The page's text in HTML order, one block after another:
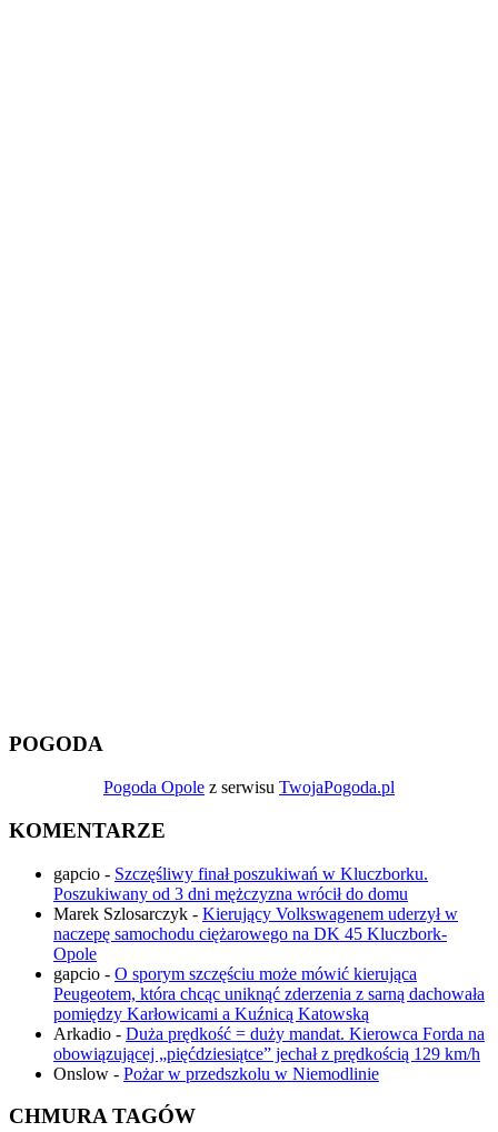
POGODA
Pogoda Opole z serwisu TwojaPogoda.pl
KOMENTARZE
gapcio - Szczęśliwy finał poszukiwań w Kluczborku.
Poszukiwany od 3 dni mężczyzna wrócił do domu
Marek Szlosarczyk - Kierujący Volkswagenem uderzył w
naczepę samochodu ciężarowego na DK 45 Kluczbork-
Opole
gapcio - O sporym szczęściu może mówić kierująca
Peugeotem, która chcąc uniknąć zderzenia z sarną dachowała
pomiędzy Karłowicami a Kuźnicą Katowską
Arkadio - Duża prędkość = duży mandat. Kierowca Forda na
obowiązującej „pięćdziesiątce” jechał z prędkością 129 km/h
Onslow - Pożar w przedszkolu w Niemodlinie
CHMURA TAGÓW